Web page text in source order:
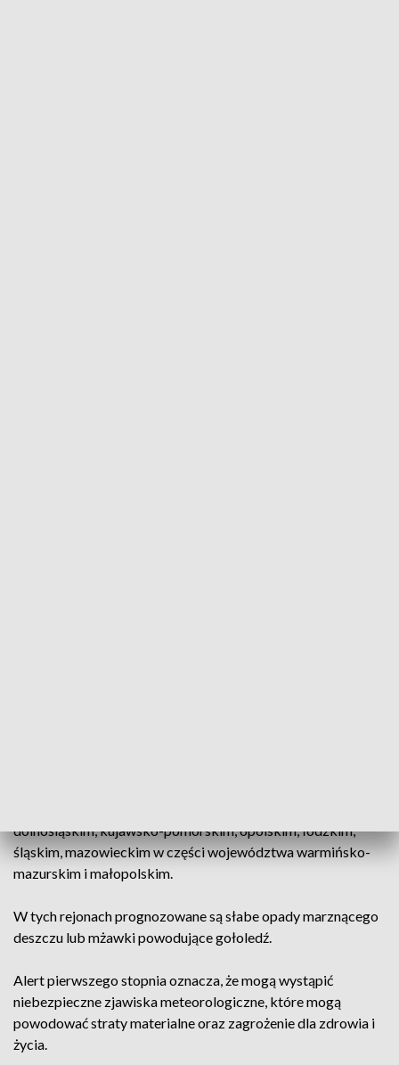
dolnośląskim, kujawsko-pomorskim, opolskim, łódzkim,
śląskim, mazowieckim w części województwa warmińsko-
mazurskim i małopolskim.
W tych rejonach prognozowane są słabe opady marznącego
deszczu lub mżawki powodujące gołoledź.
Alert pierwszego stopnia oznacza, że mogą wystąpić
niebezpieczne zjawiska meteorologiczne, które mogą
powodować straty materialne oraz zagrożenie dla zdrowia i
życia.